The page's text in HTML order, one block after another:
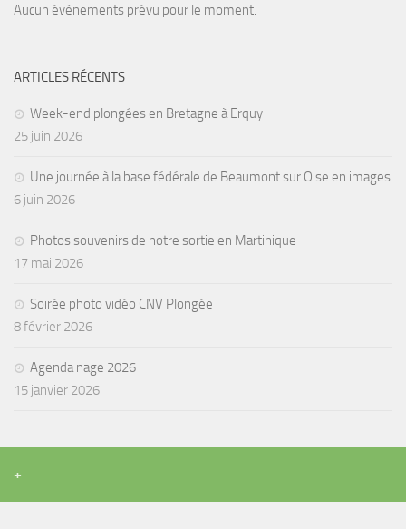
Section Matériel
Aucun évènements prévu pour le moment.
ARTICLES RÉCENTS
Week-end plongées en Bretagne à Erquy
25 juin 2026
Une journée à la base fédérale de Beaumont sur Oise en images
6 juin 2026
Photos souvenirs de notre sortie en Martinique
17 mai 2026
Soirée photo vidéo CNV Plongée
8 février 2026
Agenda nage 2026
15 janvier 2026
+